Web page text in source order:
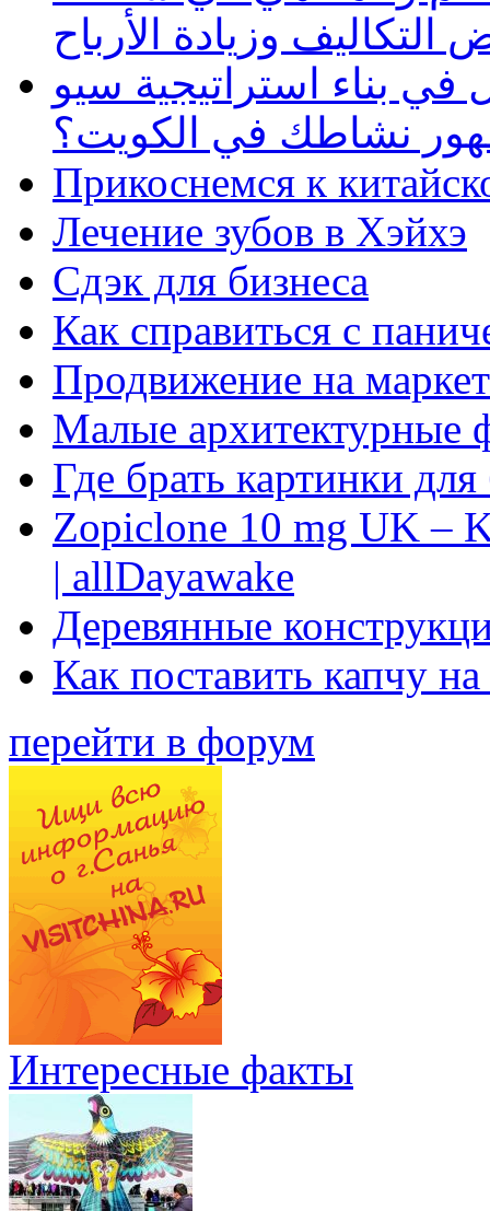
وزيادة الأرباح
بناء استراتيجية سيو
نشاطك في الكويت؟
Прикоснемся к
Лечение зубов в Хэйхэ
Сдэк для бизнеса
Как справиться с
Продвижение на
Малые архитектурные
Где брать картинки
Zopiclone 10 mg UK –
| allDayawake
Деревянные
Как поставить капчу
перейти в форум
Интересные факты